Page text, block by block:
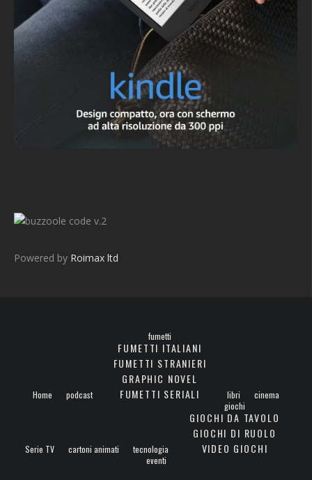
v.2
Powered by Roimax ltd
Home podcast
fumetti
FUMETTI ITALIANI
FUMETTI STRANIERI
GRAPHIC NOVEL
FUMETTI SERIALI
libri cinema
Serie TV cartoni animati tecnologia
giochi
GIOCHI DA TAVOLO
GIOCHI DI RUOLO
VIDEO GIOCHI
eventi